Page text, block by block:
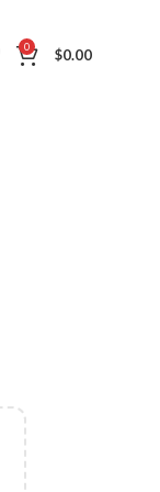
0 $0.00